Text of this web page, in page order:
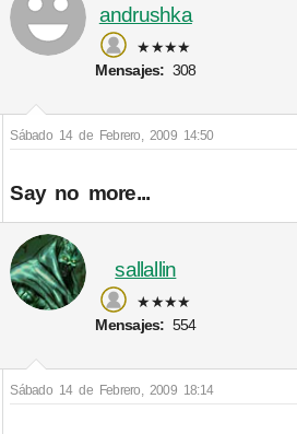
andrushka
★★★★
Mensajes: 308
Sábado 14 de Febrero, 2009 14:50
Say no more...
sallallin
★★★★
Mensajes: 554
Sábado 14 de Febrero, 2009 18:14